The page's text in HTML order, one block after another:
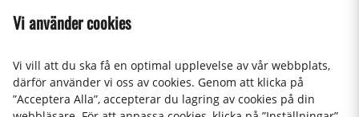
Presentkort
Vi använder cookies
Vi vill att du ska få en optimal upplevelse av vår webbplats,
därför använder vi oss av cookies. Genom att klicka på
”Acceptera Alla”, accepterar du lagring av cookies på din